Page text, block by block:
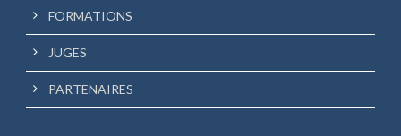
FORMATIONS
JUGES
PARTENAIRES